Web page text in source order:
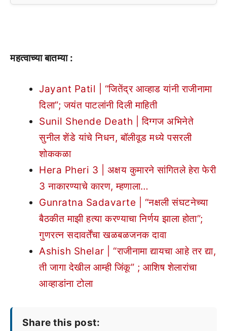
महत्वाच्या बातम्या :
Jayant Patil | “जितेंद्र आव्हाड यांनी राजीनामा
दिला”; जयंत पाटलांनी दिली माहिती
Sunil Shende Death | दिग्गज अभिनेते
सुनील शेंडे यांचे निधन, बॉलीवूड मध्ये पसरली
शोककळा
Hera Pheri 3 | अक्षय कुमारने सांगितले हेरा फेरी
3 नाकारण्याचे कारण, म्हणाला…
Gunratna Sadavarte | “नक्षली संघटनेच्या
बैठकीत माझी हत्या करण्याचा निर्णय झाला होता”;
गुणरत्न सदावर्तेंचा खळबळजनक दावा
Ashish Shelar | “राजीनामा द्यायचा आहे तर द्या,
ती जागा देखील आम्ही जिंकू” ; आशिष शेलारांचा
आव्हाडांना टोला
Share this post: